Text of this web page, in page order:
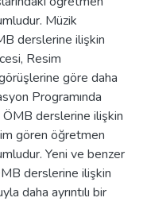
Müzik
derslerine ilişkin
Resim
göre daha
Programında
ÖMB derslerine ilişkin
gören öğretmen
Yeni ve benzer
derslerine ilişkin
daha ayrıntılı bir